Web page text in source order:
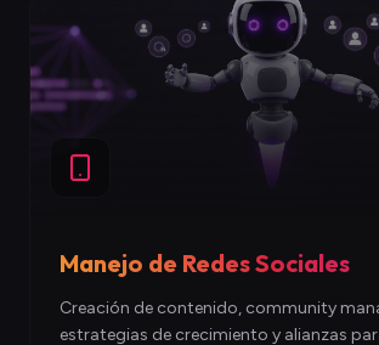
Manejo de Redes Sociales
Creación de contenido, community
estrategias de crecimiento y alianzas